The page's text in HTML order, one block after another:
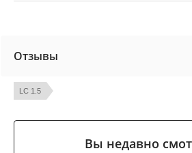
Отзывы
LC 1.5
Вы недавно